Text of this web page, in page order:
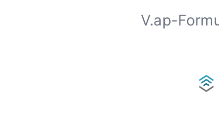
V.ap-